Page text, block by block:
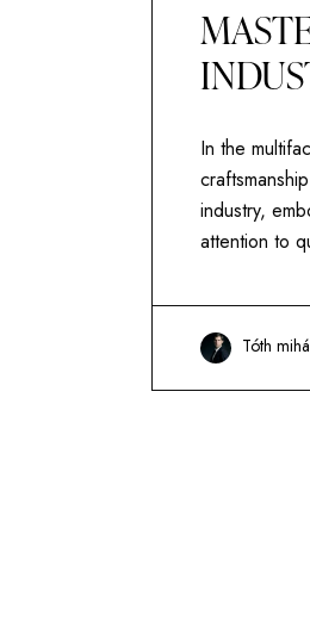
In the
industry,
attention to
Tóth